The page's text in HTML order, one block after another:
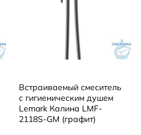
Встраиваемый смеситель
с гигиеническим душем
Lemark Калина LMF-
2118S-GM (графит)